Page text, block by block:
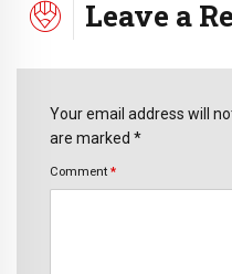
Leave a
Your email address will
are marked *
Comment *